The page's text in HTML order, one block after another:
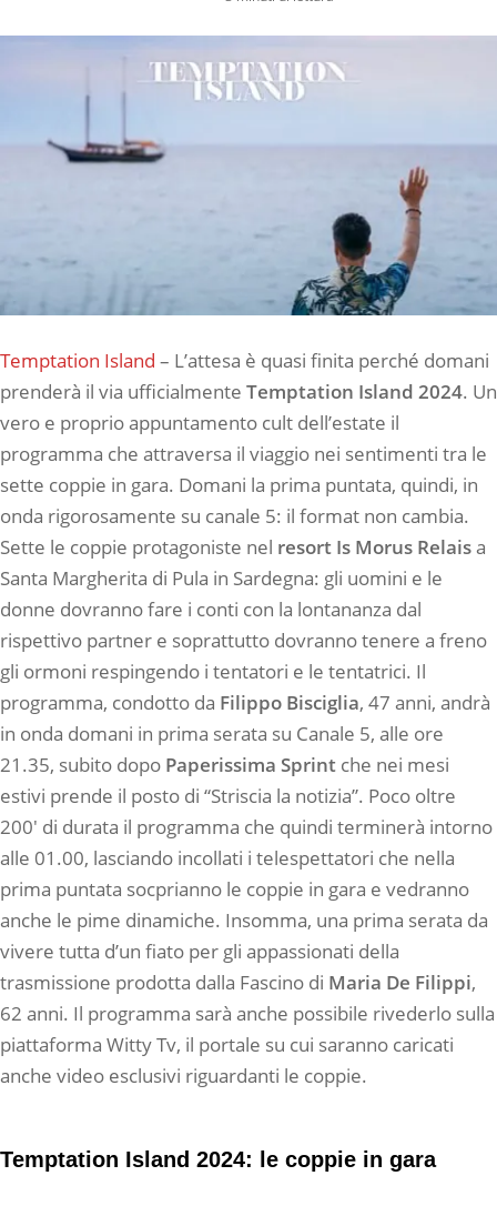
Temptation Island – L’attesa è quasi finita perché domani
prenderà il via ufficialmente Temptation Island 2024. Un
vero e proprio appuntamento cult dell’estate il
programma che attraversa il viaggio nei sentimenti tra le
sette coppie in gara. Domani la prima puntata, quindi, in
onda rigorosamente su canale 5: il format non cambia.
Sette le coppie protagoniste nel resort Is Morus Relaisa
Santa Margherita di Pula in Sardegna: gli uomini e le
donne dovranno fare i conti con la lontananza dal
rispettivo partner e soprattutto dovranno tenere a freno
gli ormoni respingendo i tentatori e le tentatrici. Il
programma, condotto da Filippo Bisciglia, 47 anni, andrà
in onda domani in prima serata su Canale 5, alle ore
21.35, subito dopo Paperissima Sprint che nei mesi
estivi prende il posto di “Striscia la notizia”. Poco oltre
200′ di durata il programma che quindi terminerà intorno
alle 01.00, lasciando incollati i telespettatori che nella
prima puntata socprianno le coppie in gara e vedranno
anche le pime dinamiche. Insomma, una prima serata da
vivere tutta d’un fiato per gli appassionati della
trasmissione prodotta dalla Fascino di Maria De Filippi,
62 anni. Il programma sarà anche possibile rivederlo sulla
piattaforma Witty Tv, il portale su cui saranno caricati
anche video esclusivi riguardanti le coppie.
Temptation Island 2024: le coppie in gara